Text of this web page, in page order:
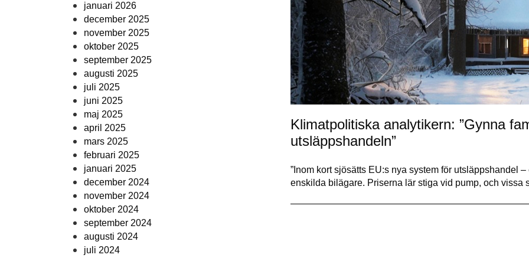
januari 2026
december 2025
november 2025
oktober 2025
september 2025
augusti 2025
juli 2025
juni 2025
maj 2025
april 2025
mars 2025
februari 2025
januari 2025
december 2024
november 2024
oktober 2024
september 2024
augusti 2024
juli 2024
Klimatpolitiska analytikern: ”Gynna
utsläppshandeln”
”Inom kort sjösätts EU:s nya system för utsläppshandel
enskilda bilägare. Priserna lär stiga vid pump, och